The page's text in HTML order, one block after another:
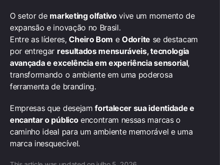
O setor de marketing olfativovive um momento de
expansão e inovação no Brasil.
Entre as líderes,Cheiro Bom eOdorite se destacam
por entregar resultados mensuráveis, tecnologia
avançada e excelência em experiência sensorial,
transformando o ambiente em uma poderosa
ferramenta de branding.
Empresas que desejamfortalecer sua identidade e
encantar o públicoencontram nessas marcas o
caminho ideal para um ambiente memorável e uma
marca inesquecível.